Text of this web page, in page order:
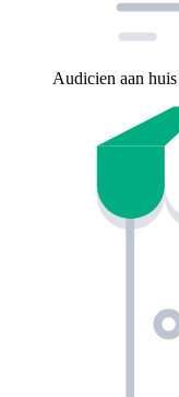
Audicien aan huis